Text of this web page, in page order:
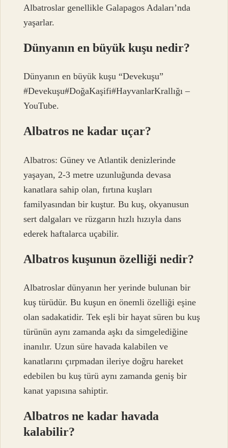
Albatroslar genellikle Galapagos Adaları’nda
yaşarlar.
Dünyanın en büyük kuşu nedir?
Dünyanın en büyük kuşu “Devekuşu”
#Devekuşu#DoğaKaşifi#HayvanlarKrallığı –
YouTube.
Albatros ne kadar uçar?
Albatros: Güney ve Atlantik denizlerinde
yaşayan, 2-3 metre uzunluğunda devasa
kanatlara sahip olan, fırtına kuşları
familyasından bir kuştur. Bu kuş, okyanusun
sert dalgaları ve rüzgarın hızlı hızıyla dans
ederek haftalarca uçabilir.
Albatros kuşunun özelliği nedir?
Albatroslar dünyanın her yerinde bulunan bir
kuş türüdür. Bu kuşun en önemli özelliği eşine
olan sadakatidir. Tek eşli bir hayat süren bu kuş
türünün aynı zamanda aşkı da simgelediğine
inanılır. Uzun süre havada kalabilen ve
kanatlarını çırpmadan ileriye doğru hareket
edebilen bu kuş türü aynı zamanda geniş bir
kanat yapısına sahiptir.
Albatros ne kadar havada
kalabilir?